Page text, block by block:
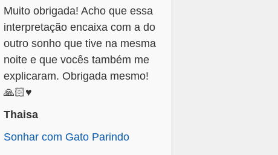
Muito obrigada! Acho que essa
interpretação encaixa com a do
outro sonho que tive na mesma
noite e que vocês também me
explicaram. Obrigada mesmo!
🙏🏻♥️
Thaisa
Sonhar com Gato Parindo